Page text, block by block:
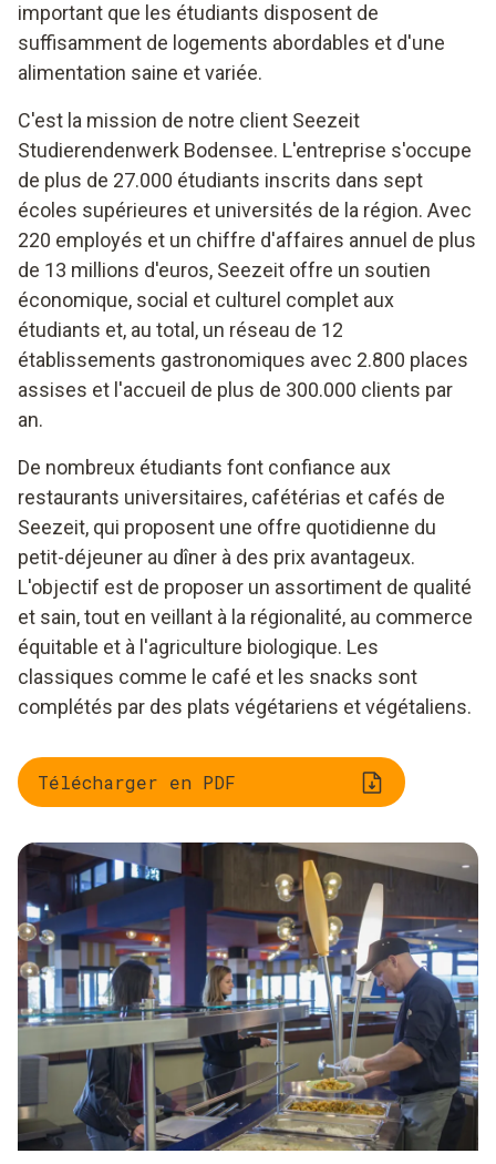
important que les étudiants disposent de
suffisamment de logements abordables et d'une
alimentation saine et variée.
C'est la mission de notre client Seezeit
Studierendenwerk Bodensee. L'entreprise s'occupe
de plus de 27.000 étudiants inscrits dans sept
écoles supérieures et universités de la région. Avec
220 employés et un chiffre d'affaires annuel de plus
de 13 millions d'euros, Seezeit offre un soutien
économique, social et culturel complet aux
étudiants et, au total, un réseau de 12
établissements gastronomiques avec 2.800 places
assises et l'accueil de plus de 300.000 clients par
an.
De nombreux étudiants font confiance aux
restaurants universitaires, cafétérias et cafés de
Seezeit, qui proposent une offre quotidienne du
petit-déjeuner au dîner à des prix avantageux.
L'objectif est de proposer un assortiment de qualité
et sain, tout en veillant à la régionalité, au commerce
équitable et à l'agriculture biologique. Les
classiques comme le café et les snacks sont
complétés par des plats végétariens et végétaliens.
Télécharger en PDF